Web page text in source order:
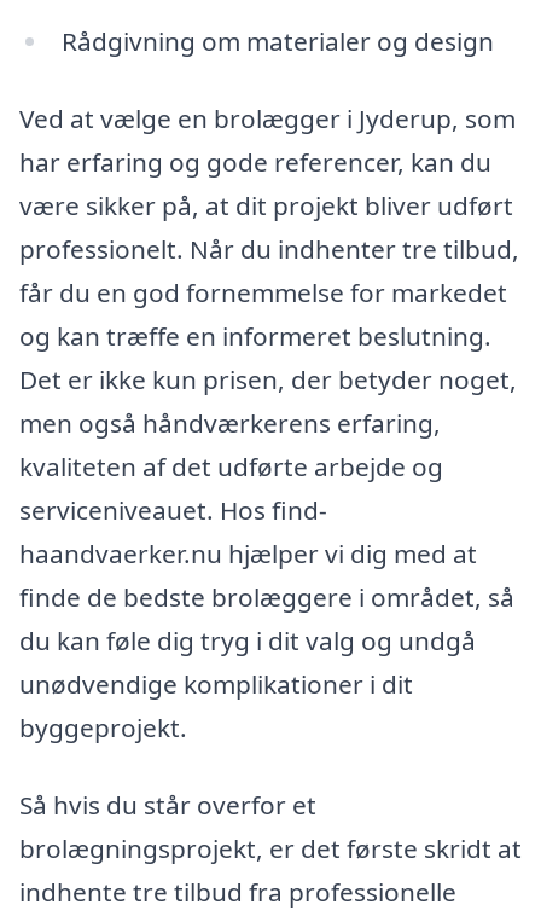
Rådgivning om materialer og design
Ved at vælge en brolægger i Jyderup, som
har erfaring og gode referencer, kan du
være sikker på, at dit projekt bliver udført
professionelt. Når du indhenter tre tilbud,
får du en god fornemmelse for markedet
og kan træffe en informeret beslutning.
Det er ikke kun prisen, der betyder noget,
men også håndværkerens erfaring,
kvaliteten af det udførte arbejde og
serviceniveauet. Hos find-
haandvaerker.nu hjælper vi dig med at
finde de bedste brolæggere i området, så
du kan føle dig tryg i dit valg og undgå
unødvendige komplikationer i dit
byggeprojekt.
Så hvis du står overfor et
brolægningsprojekt, er det første skridt at
indhente tre tilbud fra professionelle